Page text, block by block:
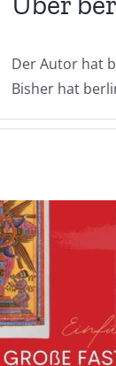
Der Autor hat
Bisher hat